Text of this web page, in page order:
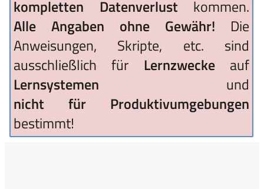
kompletten Datenverlust kommen.
Alle Angaben ohne Gewähr! Die
Anweisungen, Skripte, etc. sind
ausschließlich für Lernzweckeauf
Lernsystemen und
nicht für Produktivumgebungen
bestimmt!